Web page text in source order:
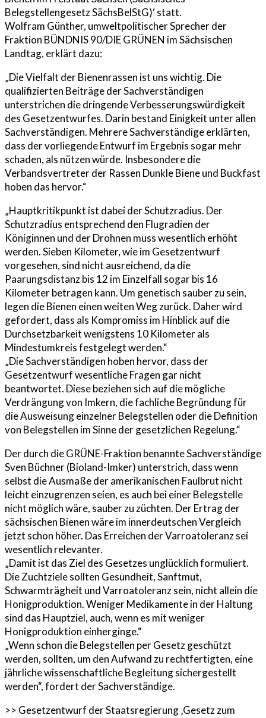
Belegstellengesetz SächsBelStG)‘ statt.
Wolfram Günther, umweltpolitischer Sprecher der
Fraktion BÜNDNIS 90/DIE GRÜNEN im Sächsischen
Landtag, erklärt dazu:
„Die Vielfalt der Bienenrassen ist uns wichtig. Die
qualifizierten Beiträge der Sachverständigen
unterstrichen die dringende Verbesserungswürdigkeit
des Gesetzentwurfes. Darin bestand Einigkeit unter allen
Sachverständigen. Mehrere Sachverständige erklärten,
dass der vorliegende Entwurf im Ergebnis sogar mehr
schaden, als nützen würde. Insbesondere die
Verbandsvertreter der Rassen Dunkle Biene und Buckfast
hoben das hervor.“
„Hauptkritikpunkt ist dabei der Schutzradius. Der
Schutzradius entsprechend den Flugradien der
Königinnen und der Drohnen muss wesentlich erhöht
werden. Sieben Kilometer, wie im Gesetzentwurf
vorgesehen, sind nicht ausreichend, da die
Paarungsdistanz bis 12 im Einzelfall sogar bis 16
Kilometer betragen kann. Um genetisch sauber zu sein,
legen die Bienen einen weiten Weg zurück. Daher wird
gefordert, dass als Kompromiss im Hinblick auf die
Durchsetzbarkeit wenigstens 10 Kilometer als
Mindestumkreis festgelegt werden.“
„Die Sachverständigen hoben hervor, dass der
Gesetzentwurf wesentliche Fragen gar nicht
beantwortet. Diese beziehen sich auf die mögliche
Verdrängung von Imkern, die fachliche Begründung für
die Ausweisung einzelner Belegstellen oder die Definition
von Belegstellen im Sinne der gesetzlichen Regelung.“
Der durch die GRÜNE-Fraktion benannte Sachverständige
Sven Büchner (Bioland-Imker) unterstrich, dass wenn
selbst die Ausmaße der amerikanischen Faulbrut nicht
leicht einzugrenzen seien, es auch bei einer Belegstelle
nicht möglich wäre, sauber zu züchten. Der Ertrag der
sächsischen Bienen wäre im innerdeutschen Vergleich
jetzt schon höher. Das Erreichen der Varroatoleranz sei
wesentlich relevanter.
„Damit ist das Ziel des Gesetzes unglücklich formuliert.
Die Zuchtziele sollten Gesundheit, Sanftmut,
Schwarmträgheit und Varroatoleranz sein, nicht allein die
Honigproduktion. Weniger Medikamente in der Haltung
sind das Hauptziel, auch, wenn es mit weniger
Honigproduktion einherginge.“
„Wenn schon die Belegstellen per Gesetz geschützt
werden, sollten, um den Aufwand zu rechtfertigten, eine
jährliche wissenschaftliche Begleitung sichergestellt
werden“, fordert der Sachverständige.
>> Gesetzentwurf der Staatsregierung ‚Gesetz zum